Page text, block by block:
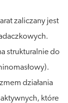
zaliczany jest
strukturalnie do
działania
które